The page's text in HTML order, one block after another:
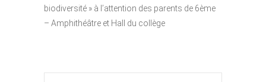
biodiversité » à l’attention des parents de 6ème
– Amphithéâtre et Hall du collège